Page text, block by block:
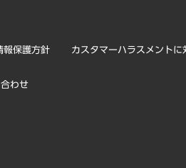
報保護方針 カスタマーハラスメントに
わせ